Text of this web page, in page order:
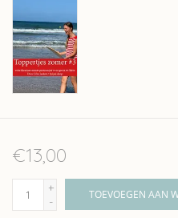
€13,00
+
-
TOEVOEGEN AAN